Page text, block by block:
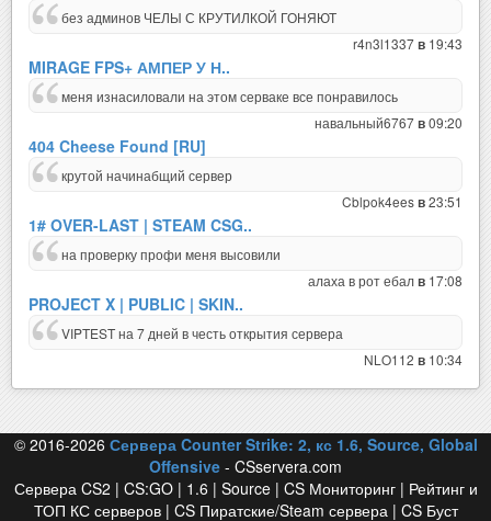
без админов ЧЕЛЫ С КРУТИЛКОЙ ГОНЯЮТ
r4n3l1337в 19:43
MIRAGE FPS+ АМПЕР У Н..
меня изнасиловали на этом серваке все понравилось
навальный6767в09:20
404 Cheese Found [RU]
крутой начинабщий сервер
Cblpok4eesв23:51
1# OVER-LAST | STEAM CSG..
на проверку профи меня высовили
алаха в рот ебалв 17:08
PROJECT X | PUBLIC | SKIN..
VIPTEST на 7 дней в честь открытия сервера
NLO112 в 10:34
© 2016-2026 Сервера Counter Strike: 2, кс 1.6, Source, Global
Offensive - CSservera.com
Сервера CS2 | CS:GO | 1.6 | Source | CS Мониторинг | Рейтинг и
ТОП КС серверов | CS Пиратские/Steam сервера | CS Буст